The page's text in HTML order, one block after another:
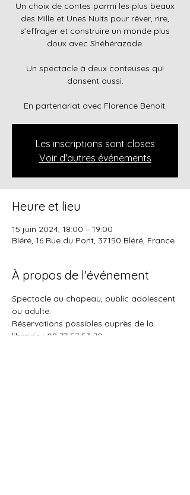
Un choix de contes parmi les plus beaux
des Mille et Unes Nuits pour rêver, rire,
s’effrayer et construire un monde plus
doux avec Shéhérazade.
Un spectacle à deux conteuses qui
dansent aussi.
En partenariat avec Florence Benoit.
Les inscriptions sont closes
Voir d'autres événements
Heure et lieu
15 juin 2024, 18:00 – 19:00
Bléré, 16 Rue du Pont, 37150 Bléré, France
À propos de l'événement
Spectacle au chapeau, public adolescent
ou adulte.
Réservations possibles auprès de la
librairie : 09 77 57 53 70